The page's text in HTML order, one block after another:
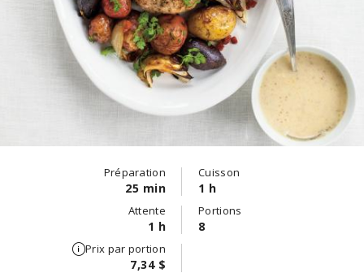
Préparation
25 min
Cuisson
1 h
Attente
1 h
Portions
8
Prix par portion
7,34 $